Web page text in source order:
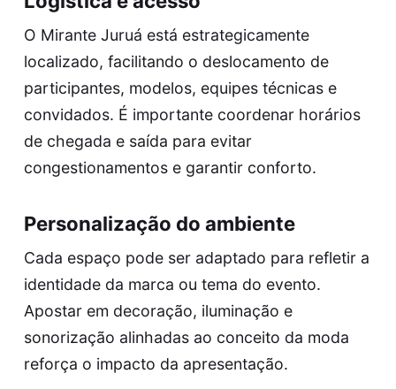
O Mirante Juruá está estrategicamente
localizado, facilitando o deslocamento de
participantes, modelos, equipes técnicas e
convidados. É importante coordenar horários
de chegada e saída para evitar
congestionamentos e garantir conforto.
Personalização do ambiente
Cada espaço pode ser adaptado para refletir a
identidade da marca ou tema do evento.
Apostar em decoração, iluminação e
sonorização alinhadas ao conceito da moda
reforça o impacto da apresentação.